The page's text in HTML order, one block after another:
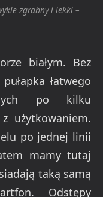
zgrabny i lekki –
białym. Bez
łatwego
po kilku
użytkowaniem.
po jednej linii
mamy tutaj
taką samą
Odstępy